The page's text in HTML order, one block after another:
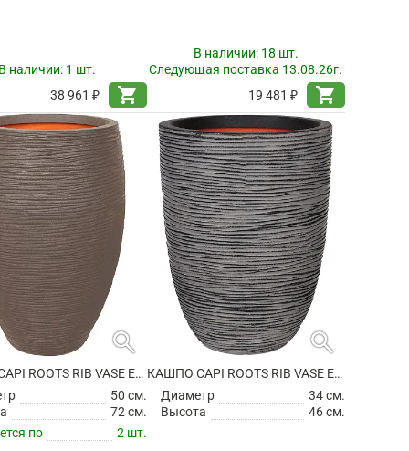
наличии: 1 шт.
38 961 ₽
shopping_cart
В наличии: 18 шт.
Следующая поставка 13.08.26г.
19 481 ₽
shopping_cart
search
КАШПО CAPI ROOTS RIB VASE ELEGANT DELUXE WARM TAUPE
50 см.
72 см.
по
2 шт.
search
КАШПО CAPI ROOTS RIB VASE ELEGANT LOW ANTHRACITE
Диаметр
34 см.
Высота
46 см.